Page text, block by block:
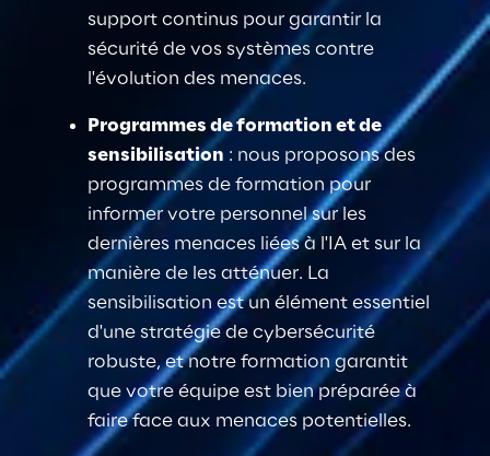
support continus pour garantir la
sécurité de vos systèmes contre
l'évolution des menaces.
Programmes de formation et de
sensibilisation : nous proposons des
programmes de formation pour
informer votre personnel sur les
dernières menaces liées à l'IA et sur la
manière de les atténuer. La
sensibilisation est un élément essentiel
d'une stratégie de cybersécurité
robuste, et notre formation garantit
que votre équipe est bien préparée à
faire face aux menaces potentielles.